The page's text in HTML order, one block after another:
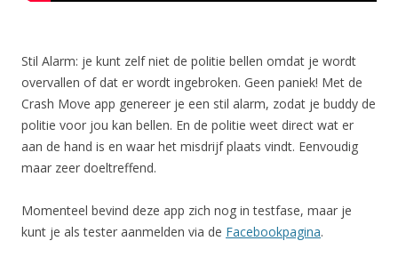
Stil Alarm: je kunt zelf niet de politie bellen omdat je wordt
overvallen of dat er wordt ingebroken. Geen paniek! Met de
Crash Move app genereer je een stil alarm, zodat je buddy de
politie voor jou kan bellen. En de politie weet direct wat er
aan de hand is en waar het misdrijf plaats vindt. Eenvoudig
maar zeer doeltreffend.
Momenteel bevind deze app zich nog in testfase, maar je
kunt je als tester aanmelden via de Facebookpagina.